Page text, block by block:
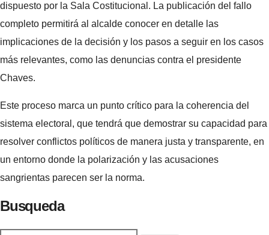
dispuesto por la Sala Costitucional. La publicación del fallo
completo permitirá al alcalde conocer en detalle las
implicaciones de la decisión y los pasos a seguir en los casos
más relevantes, como las denuncias contra el presidente
Chaves.
Este proceso marca un punto crítico para la coherencia del
sistema electoral, que tendrá que demostrar su capacidad para
resolver conflictos políticos de manera justa y transparente, en
un entorno donde la polarización y las acusaciones
sangrientas parecen ser la norma.
Busqueda